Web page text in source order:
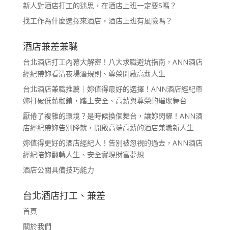
新人對酒店打工的迷思，在酒店上班一定要S嗎？
找工作為什麼選擇來酒店，酒店上班有風險嗎？
酒店兼差兼職
台北酒店打工內幕大解密！八大求職避坑指南，ANN酒店
經紀帶妳看清夜場潛規則、尊榮開啟高薪人生
台北酒店兼職推薦｜妳值得最好的選擇！ANN酒店經紀帶
妳打破低薪枷鎖，踏上安全、高薪與尊榮的璀璨舞台
厭倦了複雜的環境？是時候換個舞台，讓妳閃耀！ANN酒
店經紀帶妳告別降就，開啟高端高薪的酒店兼職新人生
妳值得更好的酒店經紀人！告別被忽視的過去，ANN酒店
經紀陪妳翻轉人生、安全實現財富夢想
酒店公關具備技巧能力
台北酒店打工、兼差
首頁
關於我們